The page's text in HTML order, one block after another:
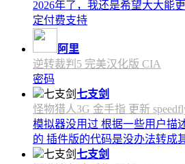
2026年了，我还是希望大大能
定付费支持
阿里
逆转裁判5 完美汉化版 CIA
密码
七支剑
怪物猎人3G 金手指 更新
模拟器没用过 根据一些用户描
的 插件版的代码是没办法转成
七支剑